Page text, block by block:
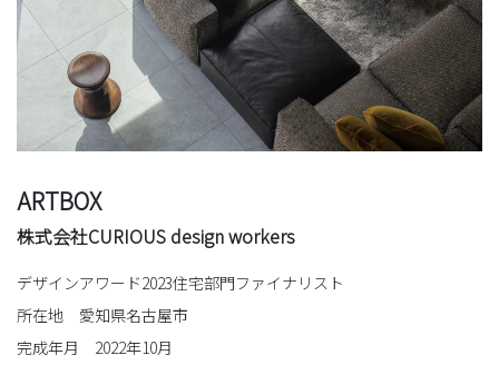
ARTBOX
株式会社CURIOUS design workers
デザインアワード2023住宅部門ファイナリスト
所在地 愛知県名古屋市
完成年月 2022年10月